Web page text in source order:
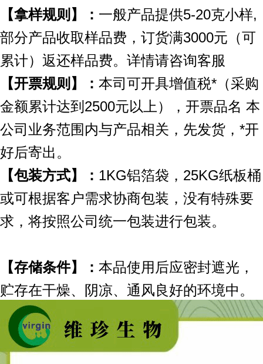
【拿样规则】： 一般产品提供5-20克小样,
部分产品收取样品费，订货满3000元（可
累计）返还样品费。详情请咨询客服
【开票规则】： 本司可开具增值税*（采购
金额累计达到2500元以上），开票品名 本
公司业务范围内与产品相关，先发货，*开
好后寄出。
【包装方式】： 1KG铝箔袋，25KG纸板桶
或可根据客户需求协商包装，没有特殊要
求，将按照公司统一包装进行包装。
【存储条件】： 本品使用后应密封遮光，
贮存在干燥、阴凉、通风良好的环境中。